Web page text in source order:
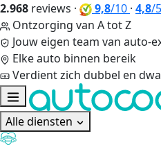
2.968 reviews · 9,8/10 · 4,8/5
Ontzorging van A tot Z
Jouw eigen team van auto-
Elke auto binnen bereik
Verdient zich dubbel en
Alle diensten